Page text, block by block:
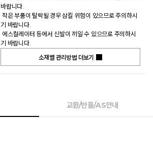
바랍니다.
기 바랍니다.
기 바랍니다.
소재별 관리방법 더보기
교환/반품/AS안내